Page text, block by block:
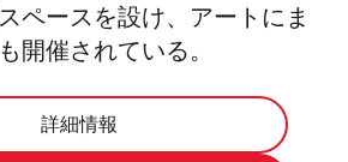
ペースを設け、アートにま
開催されている。
詳細情報